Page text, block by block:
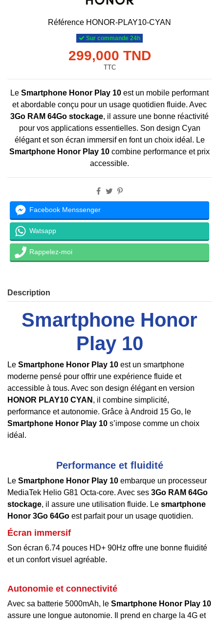
Référence HONOR-PLAY10-CYAN
Sur commande 24h
299,000 TND
TTC
Le Smartphone Honor Play 10 est un mobile performant
et abordable conçu pour un usage quotidien fluide. Avec
3Go RAM 64Go stockage, il assure une bonne réactivité
pour vos applications essentielles. Son design Cyan
élégant et son écran immersif en font un choix idéal. Le
Smartphone Honor Play 10 combine performance et prix
accessible.
Facebook Menssenger
Watsapp
Rappelez-moi
Description
Smartphone Honor
Play 10
Le Smartphone Honor Play 10 est un smartphone
moderne pensé pour offrir une expérience fluide et
accessible à tous. Avec son design élégant en version
HONOR PLAY10 CYAN , il combine simplicité,
performance et autonomie. Grâce à Android 15 Go, le
Smartphone Honor Play 10 s’impose comme un choix
idéal.
Performance et fluidité
Le Smartphone Honor Play 10 embarque un processeur
MediaTek Helio G81 Octa-core. Avec ses 3Go RAM 64Go
stockage, il assure une utilisation fluide. Le smartphone
Honor 3Go 64Go est parfait pour un usage quotidien.
Écran immersif
Son écran 6.74 pouces HD+ 90Hz offre une bonne fluidité
et un confort visuel agréable.
Autonomie et connectivité
Avec sa batterie 5000mAh, le Smartphone Honor Play 10
assure une longue autonomie. Il prend en charge la 4G et